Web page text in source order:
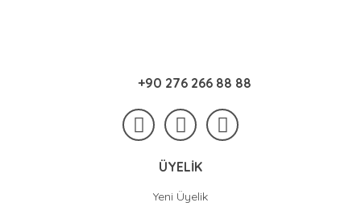
+90 276 266 88 88
ÜYELİK
Yeni Üyelik